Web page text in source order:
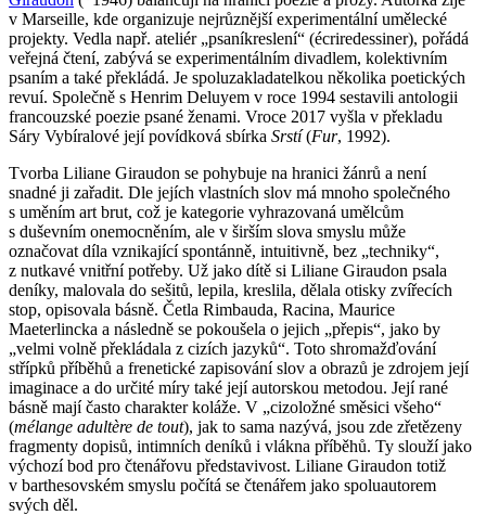
v Marseille, kde organizuje nejrůznější experimentální umělecké
projekty. Vedla např. ateliér „psaníkreslení“ (écriredessiner), pořádá
veřejná čtení, zabývá se experimentálním divadlem, kolektivním
psaním a také překládá. Je spoluzakladatelkou několika poetických
revuí. Společně s Henrim Deluyem v roce 1994 sestavili antologii
francouzské poezie psané ženami. Vroce 2017 vyšla v překladu
Sáry Vybíralové její povídková sbírka Srstí(Fur, 1992).
Tvorba Liliane Giraudon se pohybuje na hranici žánrů a není
snadné ji zařadit. Dle jejích vlastních slov má mnoho společného
s uměním art brut, což je kategorie vyhrazovaná umělcům
s duševním onemocněním, ale v širším slova smyslu může
označovat díla vznikající spontánně, intuitivně, bez „techniky“,
z nutkavé vnitřní potřeby. Už jako dítě si Liliane Giraudon psala
deníky, malovala do sešitů, lepila, kreslila, dělala otisky zvířecích
stop, opisovala básně. Četla Rimbauda, Racina, Maurice
Maeterlincka a následně se pokoušela o jejich „přepis“, jako by
„velmi volně překládala z cizích jazyků“. Toto shromažďování
střípků příběhů a frenetické zapisování slov a obrazů je zdrojem její
imaginace a do určité míry také její autorskou metodou. Její rané
básně mají často charakter koláže. V „cizoložné směsici všeho“
(mélange adultère de tout), jak to sama nazývá, jsou zde zřetězeny
fragmenty dopisů, intimních deníků i vlákna příběhů. Ty slouží jako
výchozí bod pro čtenářovu představivost. Liliane Giraudon totiž
v barthesovském smyslu počítá se čtenářem jako spoluautorem
svých děl.